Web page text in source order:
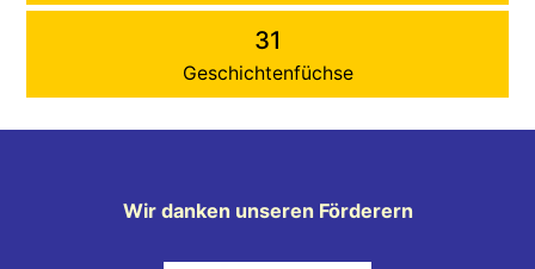
31
Geschichtenfüchse
Wir danken unseren Förderern